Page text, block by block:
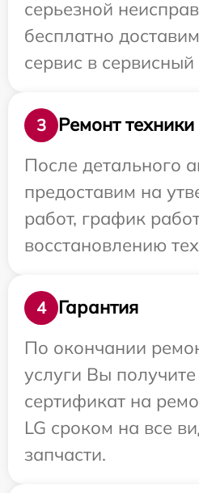
серьезной
бесплатно
сервис в сервисный
3
Ремонт техники
После детального
предоставим на
работ, график
восстановлению
4
Гарантия
По окончании
услуги Вы
сертификат на
LG сроком на все
запчасти.